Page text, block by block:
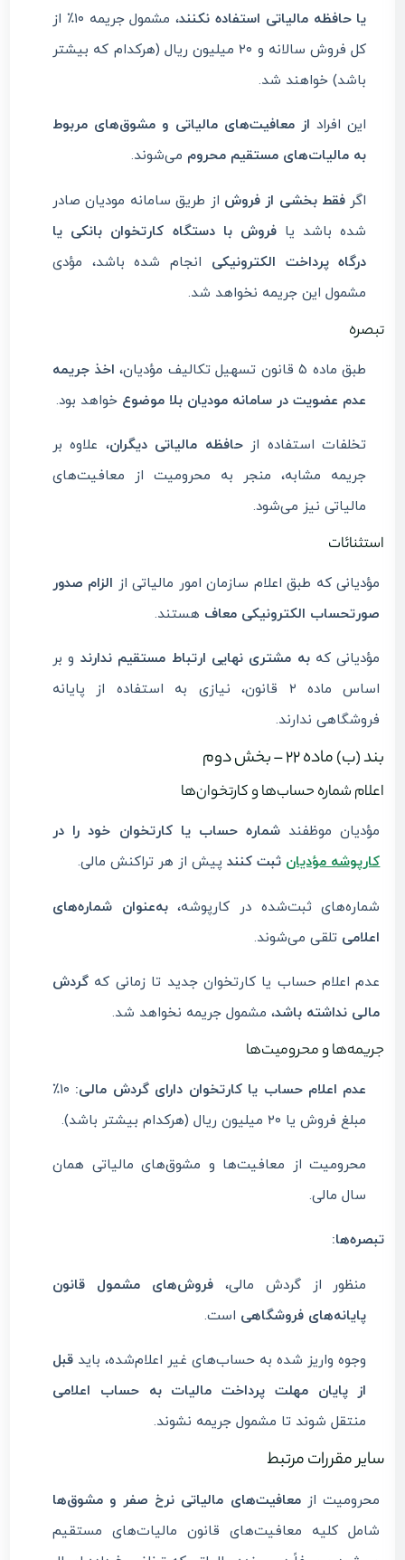
یا حافظه مالیاتی استفاده نکنند
، مشمول جریمه ۱۰٪ از
کل فروش سالانه و ۲۰ میلیون ریال (هرکدام که بیشتر
باشد) خواهند شد.
این افراد از معافیت‌های مالیاتی و مشوق‌های مربوط
به مالیات‌های مستقیم محروم می‌شوند.
اگر فقط بخشی از فروش از طریق سامانه مودیان صادر
شده باشد یافروش با دستگاه کارتخوان بانکی یا
درگاه پرداخت الکترونیکی انجام شده باشد، مؤدی
مشمول این جریمه نخواهد شد.
تبصره
طبق ماده ۵ قانون تسهیل تکالیف مؤدیان،
اخذ جریمه
عدم عضویت در سامانه مودیان بلا موضوع خواهد بود.
تخلفات استفاده ازحافظه مالیاتی دیگران، علاوه بر
جریمه مشابه، منجر به محرومیت از معافیت‌های
مالیاتی نیز می‌شود.
استثنائات
مؤدیانی که طبق اعلام سازمان امور مالیاتی از الزام صدور
صورتحساب الکترونیکی معاف هستند.
مؤدیانی کهبه مشتری نهایی ارتباط مستقیم ندارند و بر
اساس ماده ۲ قانون، نیازی به استفاده از پایانه
فروشگاهی ندارند.
بند (ب) ماده ۲۲ – بخش دوم
اعلام شماره حساب‌ها و کارتخوان‌ها
مؤدیان موظفند شماره حساب یا کارتخوان خود را در
کارپوشه مؤدیان ثبت کنندپیش از هر تراکنش مالی.
شماره‌های ثبت‌شده در کارپوشه،به‌عنوان شماره‌های
اعلامی تلقی می‌شوند.
عدم اعلام حساب یا کارتخوان جدید تا زمانی کهگردش
مالی نداشته باشد، مشمول جریمه نخواهد شد.
جریمه‌ها و محرومیت‌ها
عدم اعلام حساب یا کارتخوان دارای گردش مالی:
۱۰٪
مبلغ فروش یا ۲۰ میلیون ریال (هرکدام بیشتر باشد).
محرومیت از معافیت‌ها و مشوق‌های مالیاتی همان
سال مالی.
تبصره‌ها:
منظور از گردش مالی،فروش‌های مشمول قانون
پایانه‌های فروشگاهی است.
وجوه واریز شده به حساب‌های غیر اعلام‌شده، بایدقبل
از پایان مهلت پرداخت مالیات به حساب اعلامی
منتقل شوند تا مشمول جریمه نشوند.
سایر مقررات مرتبط
محرومیت ازمعافیت‌های مالیاتی نرخ صفر و مشوق‌ها
شامل کلیه معافیت‌های قانون مالیات‌های مستقیم